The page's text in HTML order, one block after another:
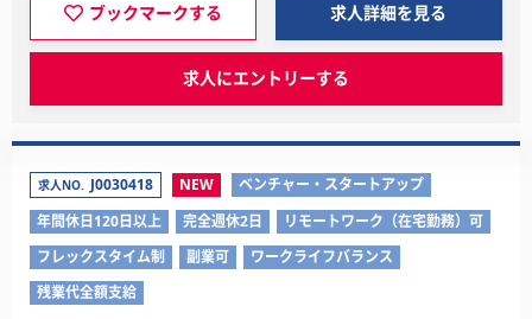
ブックマークする 求人詳細を見る
求人にエントリーする
求人NO. J0030418 NEW
ベンチャー・スタートアップ
年間休日120日以上
完全週休2日
リモートワーク（在宅勤務）可
フレックスタイム制
副業可
ワークライフバランス
残業代全額支給